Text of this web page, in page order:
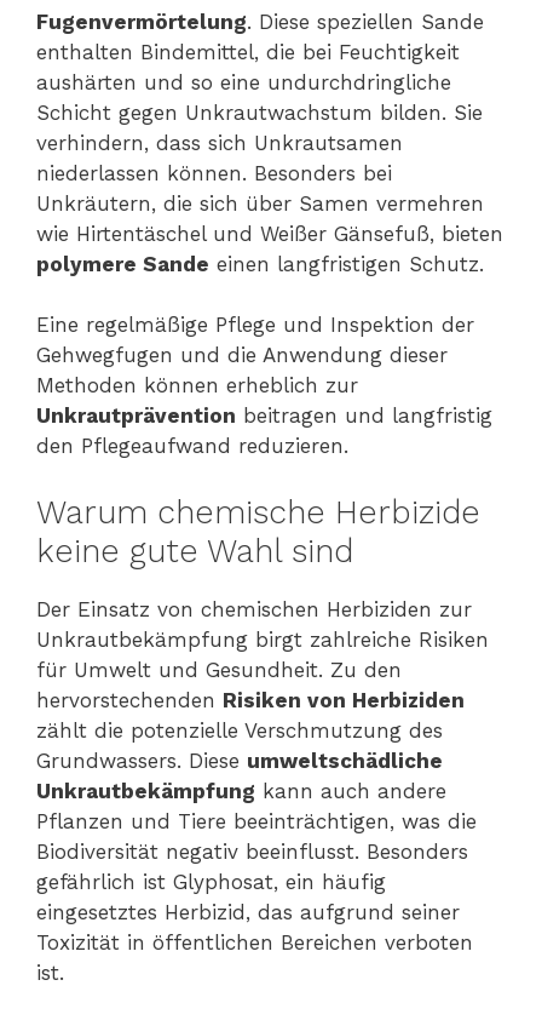
Fugenvermörtelung. Diese speziellen Sande
enthalten Bindemittel, die bei Feuchtigkeit
aushärten und so eine undurchdringliche
Schicht gegen Unkrautwachstum bilden. Sie
verhindern, dass sich Unkrautsamen
niederlassen können. Besonders bei
Unkräutern, die sich über Samen vermehren
wie Hirtentäschel und Weißer Gänsefuß, bieten
polymere Sande einen langfristigen Schutz.
Eine regelmäßige Pflege und Inspektion der
Gehwegfugen und die Anwendung dieser
Methoden können erheblich zur
Unkrautprävention beitragen und langfristig
den Pflegeaufwand reduzieren.
Warum chemische Herbizide
keine gute Wahl sind
Der Einsatz von chemischen Herbiziden zur
Unkrautbekämpfung birgt zahlreiche Risiken
für Umwelt und Gesundheit. Zu den
hervorstechenden Risiken von Herbiziden
zählt die potenzielle Verschmutzung des
Grundwassers. Diese umweltschädliche
Unkrautbekämpfung kann auch andere
Pflanzen und Tiere beeinträchtigen, was die
Biodiversität negativ beeinflusst. Besonders
gefährlich ist Glyphosat, ein häufig
eingesetztes Herbizid, das aufgrund seiner
Toxizität in öffentlichen Bereichen verboten
ist.